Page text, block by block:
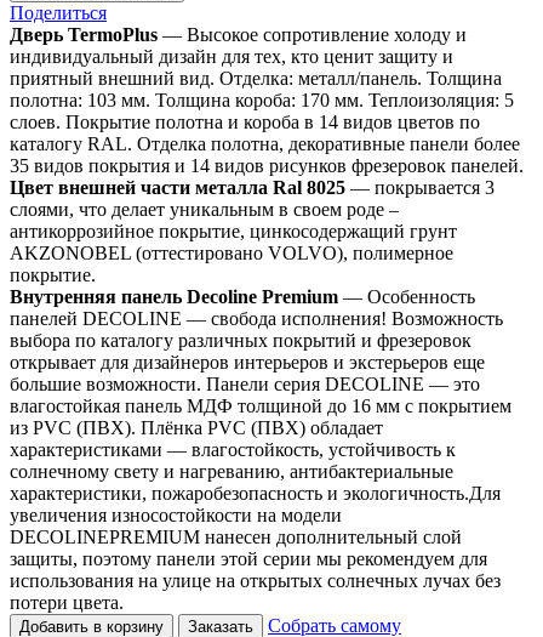
Поделиться
Дверь TermoPlus — Высокое сопротивление холоду и
индивидуальный дизайн для тех, кто ценит защиту и
приятный внешний вид. Отделка: металл/панель. Толщина
полотна: 103 мм. Толщина короба: 170 мм. Теплоизоляция: 5
слоев. Покрытие полотна и короба в 14 видов цветов по
каталогу RAL. Отделка полотна, декоративные панели более
35 видов покрытия и 14 видов рисунков фрезеровок панелей.
Цвет внешней части металла Ral 8025 — покрывается 3
слоями, что делает уникальным в своем роде –
антикоррозийное покрытие, цинкосодержащий грунт
AKZONOBEL (оттестировано VOLVO), полимерное
покрытие.
Внутренняя панель Decoline Premium — Особенность
панелей DECOLINE — свобода исполнения! Возможность
выбора по каталогу различных покрытий и фрезеровок
открывает для дизайнеров интерьеров и экстерьеров еще
большие возможности. Панели серия DECOLINE — это
влагостойкая панель МДФ толщиной до 16 мм с покрытием
из PVC (ПВХ). Плёнка PVC (ПВХ) обладает
характеристиками — влагостойкость, устойчивость к
солнечному свету и нагреванию, антибактериальные
характеристики, пожаробезопасность и экологичность.Для
увеличения износостойкости на модели
DECOLINEPREMIUM нанесен дополнительный слой
защиты, поэтому панели этой серии мы рекомендуем для
использования на улице на открытых солнечных лучах без
потери цвета.
Добавить в корзину Заказать
Собрать самому